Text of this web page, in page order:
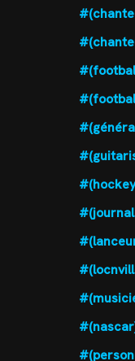
#(hockey